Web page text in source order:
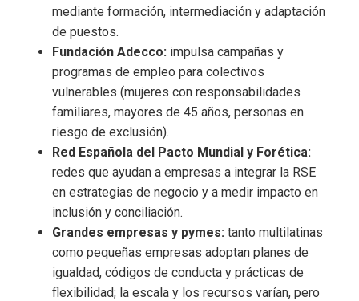
mediante formación, intermediación y adaptación
de puestos.
Fundación Adecco: impulsa campañas y
programas de empleo para colectivos
vulnerables (mujeres con responsabilidades
familiares, mayores de 45 años, personas en
riesgo de exclusión).
Red Española del Pacto Mundial y Forética:
redes que ayudan a empresas a integrar la RSE
en estrategias de negocio y a medir impacto en
inclusión y conciliación.
Grandes empresas y pymes: tanto multilatinas
como pequeñas empresas adoptan planes de
igualdad, códigos de conducta y prácticas de
flexibilidad; la escala y los recursos varían, pero